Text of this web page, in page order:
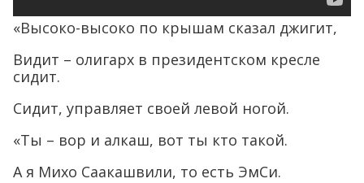
«Высоко-высоко по крышам сказал джигит,
Видит – олигарх в президентском кресле
сидит.
Сидит, управляет своей левой ногой.
«Ты – вор и алкаш, вот ты кто такой.
А я Михо Саакашвили, то есть ЭмСи.